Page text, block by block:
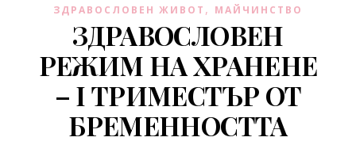
ЗДРАВОСЛОВЕН ЖИВОТ , МАЙЧИНСТВО
ЗДРАВОСЛОВЕН
РЕЖИМ НА ХРАНЕНЕ
– I ТРИМЕСТЪР ОТ
БРЕМЕННОСТТА